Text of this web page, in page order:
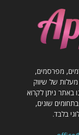
מפרסמים,
מעצבים ומפתחים במדיה הדיגיטלית, 360 מעלות של שיווק
באתר ניתן לקרוא
שונים,
בלבד.